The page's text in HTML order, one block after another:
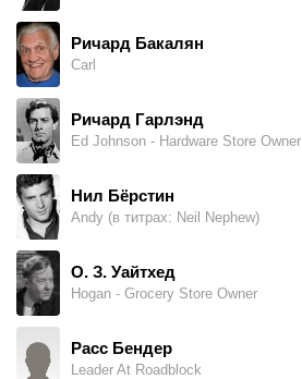
Ричард Бакалян
Carl
Ричард Гарлэнд
Ed Johnson - Hardware Store Owner
Нил Бёрстин
Andy (в титрах: Neil Nephew)
О. З. Уайтхед
Hogan - Grocery Store Owner
Расс Бендер
Leader At Roadblock